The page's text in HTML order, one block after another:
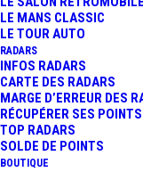
LE MANS CLASSIC
LE TOUR AUTO
RADARS
INFOS RADARS
CARTE DES RADARS
MARGE D’ERREUR DES
RÉCUPÉRER SES POINTS
TOP RADARS
SOLDE DE POINTS
BOUTIQUE
POUR